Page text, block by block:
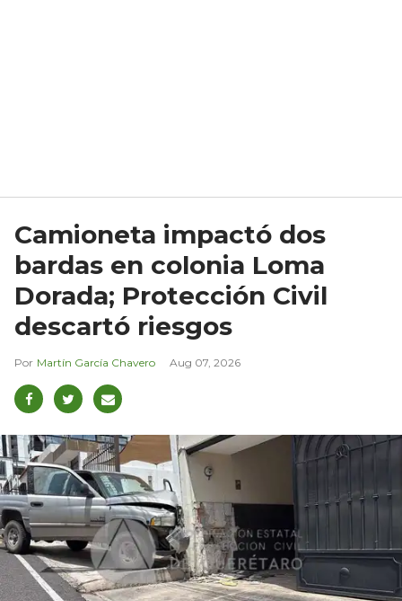
Camioneta impactó dos
bardas en colonia Loma
Dorada; Protección Civil
descartó riesgos
Martín García Chavero Aug 07, 2026